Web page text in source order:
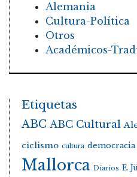
Alemania
Cultura-Política
Otros
Académicos-
Etiquetas
ABC ABC Cultural
ciclismo cultura democracia
Mallorca Diarios E.